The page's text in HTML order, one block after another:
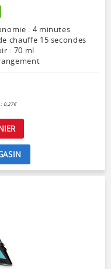
: 4 minutes
chauffe 15 secondes
: 70 ml
0,27€